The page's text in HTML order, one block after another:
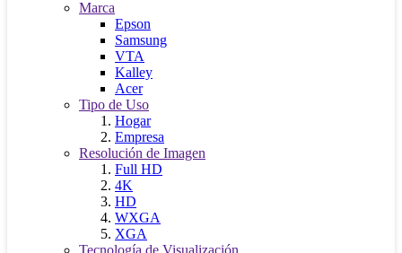
Marca
Epson
Samsung
VTA
Kalley
Acer
Tipo de Uso
Hogar
Empresa
Resolución de Imagen
Full HD
4K
HD
WXGA
XGA
Tecnología de Visualización